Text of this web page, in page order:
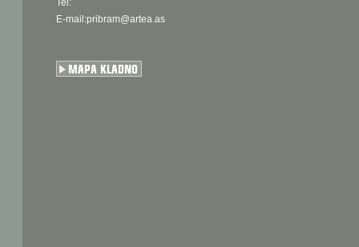
Tel:
E-mail:pribram@artea.as